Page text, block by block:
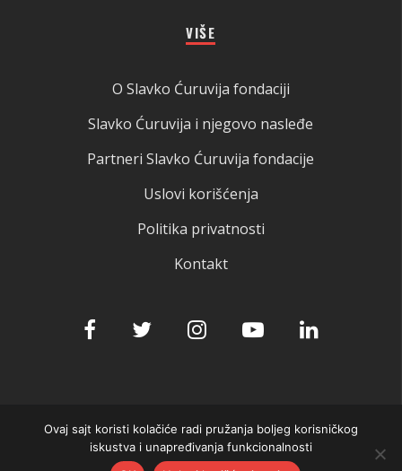
VIŠE
O Slavko Ćuruvija fondaciji
Slavko Ćuruvija i njegovo nasleđe
Partneri Slavko Ćuruvija fondacije
Uslovi korišćenja
Politika privatnosti
Kontakt
© 2025 Slavko Ćuruvija fondacija
Ovaj sajt koristi kolačiće radi pružanja boljeg korisničkog
iskustva i unapređivanja funkcionalnosti